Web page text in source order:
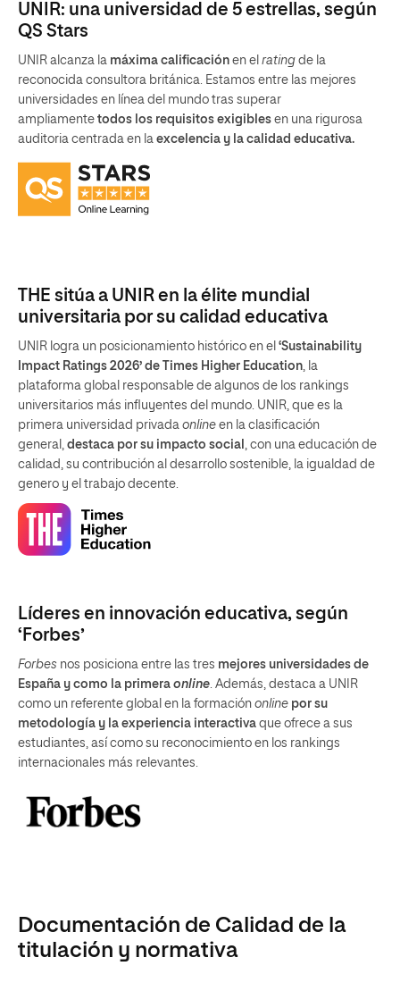
UNIR: una universidad de 5 estrellas, según
QS Stars
UNIR alcanza la máxima calificación en el rating de la
reconocida consultora británica. Estamos entre las mejores
universidades en línea del mundo tras superar
ampliamente todos los requisitos exigibles en una rigurosa
auditoria centrada en la excelencia y la calidad educativa.
THE sitúa a UNIR en la élite mundial
universitaria por su calidad educativa
UNIR logra un posicionamiento histórico en el ‘Sustainability
Impact Ratings 2026’ de Times Higher Education , la
plataforma global responsable de algunos de los rankings
universitarios más influyentes del mundo. UNIR, que es la
primera universidad privada online en la clasificación
general, destaca por su impacto social
, con una educación de
calidad, su contribución al desarrollo sostenible, la igualdad de
genero y el trabajo decente.
Líderes en innovación educativa, según
‘Forbes’
Forbes nos posiciona entre las tres mejores universidades de
España y como la primera online. Además, destaca a UNIR
como un referente global en la formación online por su
metodología y la experiencia interactiva que ofrece a sus
estudiantes, así como su reconocimiento en los rankings
internacionales más relevantes.
Documentación de Calidad de la
titulación y normativa